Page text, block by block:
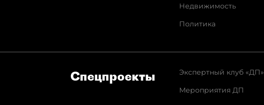
Недвижимость
Политика
Спец­проекты
Экспертный клуб «ДП»
Мероприятия ДП